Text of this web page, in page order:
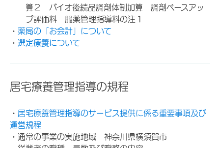
算２ バイオ後続品調剤体制加算 調剤ベースアッ
プ評価料 服薬管理指導料の注１
・ 薬局の「お会計」について
・ 選定療養について
居宅療養管理指導の規程
・ 居宅療養管理指導のサービス提供に係る重要事項及び
運営規程
・通常の事業の実施地域 神奈川県横須賀市